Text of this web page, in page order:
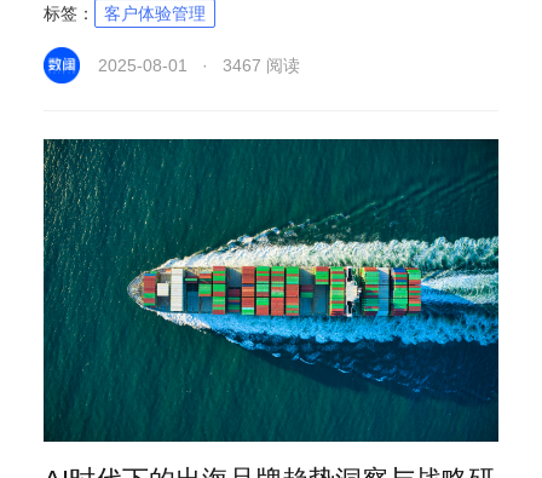
标签： 客户体验管理
2025-08-01 · 3467 阅读